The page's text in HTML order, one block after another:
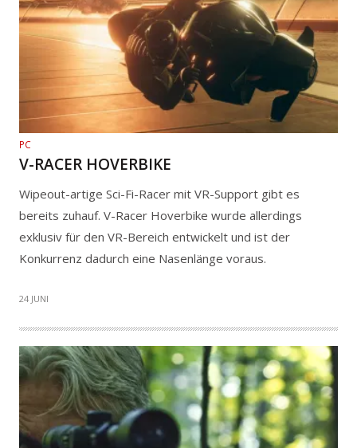
PC
V-RACER HOVERBIKE
Wipeout-artige Sci-Fi-Racer mit VR-Support gibt es
bereits zuhauf. V-Racer Hoverbike wurde allerdings
exklusiv für den VR-Bereich entwickelt und ist der
Konkurrenz dadurch eine Nasenlänge voraus.
24 JUNI